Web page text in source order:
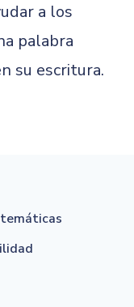
a los
palabra
su escritura.